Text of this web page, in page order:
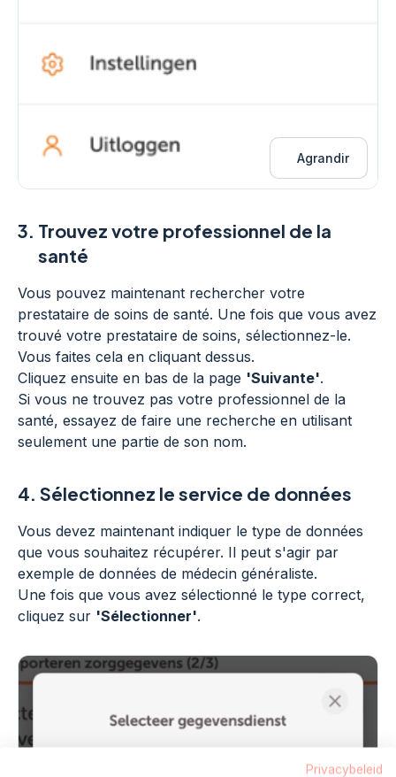
Agrandir
3. Trouvez votre professionnel de la
santé
Vous pouvez maintenant rechercher votre
prestataire de soins de santé. Une fois que vous avez
trouvé votre prestataire de soins, sélectionnez-le.
Vous faites cela en cliquant dessus.
Cliquez ensuite en bas de la page 'Suivante'.
Si vous ne trouvez pas votre professionnel de la
santé, essayez de faire une recherche en utilisant
seulement une partie de son nom.
4. Sélectionnez le service de données
Vous devez maintenant indiquer le type de données
que vous souhaitez récupérer. Il peut s'agir par
exemple de données de médecin généraliste.
Une fois que vous avez sélectionné le type correct,
cliquez sur 'Sélectionner'.
Privacybeleid